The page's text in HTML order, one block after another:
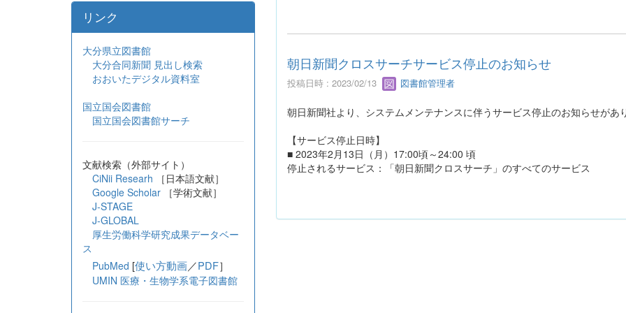
朝日新聞クロスサーチサービス停止のお知らせ
投稿日時 : 2023/02/13 図書館管理者
朝日新聞社より、システムメンテナンスに伴うサービス停止のお知らせがあ
【サービス停止日時】
■ 2023年2月13日（月）17:00頃～24:00 頃
停止されるサービス：「朝日新聞クロスサーチ」のすべてのサービス
リンク
大分県立図書館
大分合同新聞 見出し検索
おおいたデジタル資料室
国立国会図書館
国立国会図書館サーチ
文献検索（外部サイト）
CiNii Researh ［日本語文献］
Google Scholar
［学術文献］
J-STAGE
J-GLOBAL
厚生労働科学研究成果データベー
ス
PubMed [使い方動画／PDF］
UMIN 医療・生物学系電子図書館